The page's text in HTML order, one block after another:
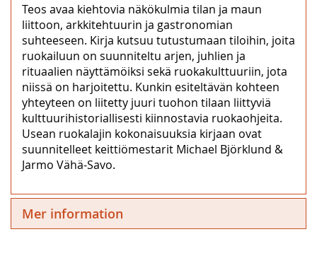
Teos avaa kiehtovia näkökulmia tilan ja maun
liittoon, arkkitehtuurin ja gastronomian
suhteeseen. Kirja kutsuu tutustumaan tiloihin, joita
ruokailuun on suunniteltu arjen, juhlien ja
rituaalien näyttämöiksi sekä ruokakulttuuriin, jota
niissä on harjoitettu. Kunkin esiteltävän kohteen
yhteyteen on liitetty juuri tuohon tilaan liittyviä
kulttuurihistoriallisesti kiinnostavia ruokaohjeita.
Usean ruokalajin kokonaisuuksia kirjaan ovat
suunnitelleet keittiömestarit Michael Björklund &
Jarmo Vähä-Savo.
Mer information